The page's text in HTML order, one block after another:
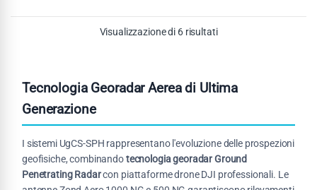
Visualizzazione di 6 risultati
Tecnologia Georadar Aerea di Ultima
Generazione
I sistemi UgCS-SPH rappresentano l'evoluzione delle prospezioni
geofisiche, combinandotecnologia georadar Ground
Penetrating Radarcon piattaforme drone DJI professionali. Le